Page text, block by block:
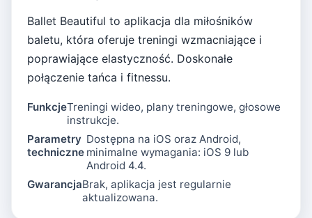
Ballet Beautiful to aplikacja dla miłośników
baletu, która oferuje treningi wzmacniające i
poprawiające elastyczność. Doskonałe
połączenie tańca i fitnessu.
FunkcjeTreningi wideo, plany treningowe, głosowe
instrukcje.
Parametry
techniczne
Dostępna na iOS oraz Android,
minimalne wymagania: iOS 9 lub
Android 4.4.
GwarancjaBrak, aplikacja jest regularnie
aktualizowana.